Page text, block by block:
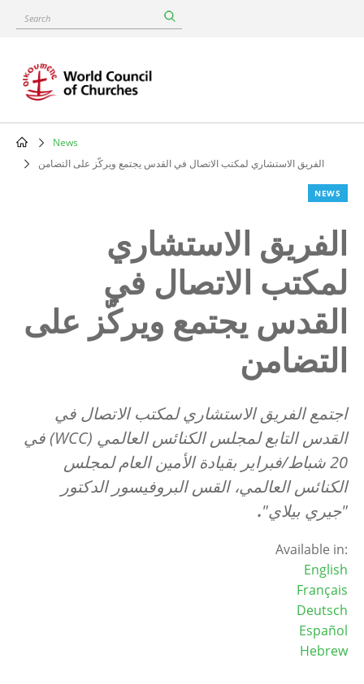
content
Search
Breadcrumb
News
الفريق الاستشاري لمكتب الاتصال في القدس يجتمع ويركّز على التضامن
NEWS
الفريق الاستشاري
لمكتب الاتصال في
القدس يجتمع ويركّز على
التضامن
اجتمع الفريق الاستشاري لمكتب الاتصال في
القدس التابع لمجلس الكنائس العالمي (WCC
)في
20 شباط/فبراير بقيادة الأمين العام لمجلس
الكنائس العالمي، القس البروفيسور الدكتور
"جيري بيلاي".
Available in:
English
Français
Deutsch
Español
Hebrew